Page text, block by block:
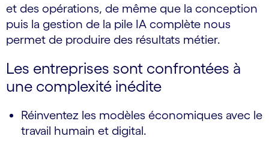
et des opérations, de même que la conception
puis la gestion de la pile IA complète nous
permet de produire des résultats métier.
Les entreprises sont confrontées à
une complexité inédite
Réinventez les modèles économiques avec le
travail humain et digital.